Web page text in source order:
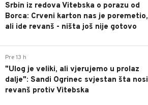
Srbin iz redova Vitebska o porazu od
Borca: Crveni karton nas je poremetio,
ali ide revanš - ništa još nije gotovo
Pre 13 h
"Ulog je veliki, ali vjerujemo u prolaz
dalje": Sandi Ogrinec svjestan šta nosi
revanš protiv Vitebska